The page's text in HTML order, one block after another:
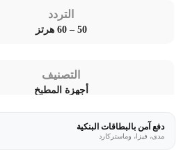
التردد
50 – 60 هرتز
التصنيف
أجهزة المطبخ
دفع آمن بالبطاقات البنكية
مدى، فيزا، وماستركارد